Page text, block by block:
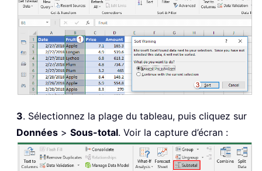
3. Sélectionnez la plage du tableau, puis cliquez sur
Données > Sous-total. Voir la capture d’écran :